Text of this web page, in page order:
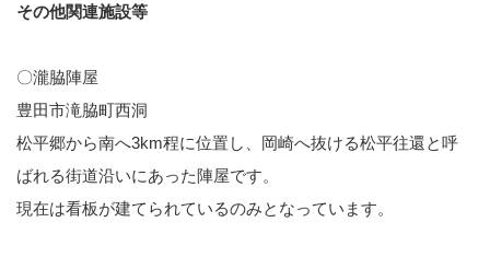
その他関連施設等
〇瀧脇陣屋
豊田市滝脇町西洞
松平郷から南へ3km程に位置し、岡崎へ抜ける松平往還と呼
ばれる街道沿いにあった陣屋です。
現在は看板が建てられているのみとなっています。